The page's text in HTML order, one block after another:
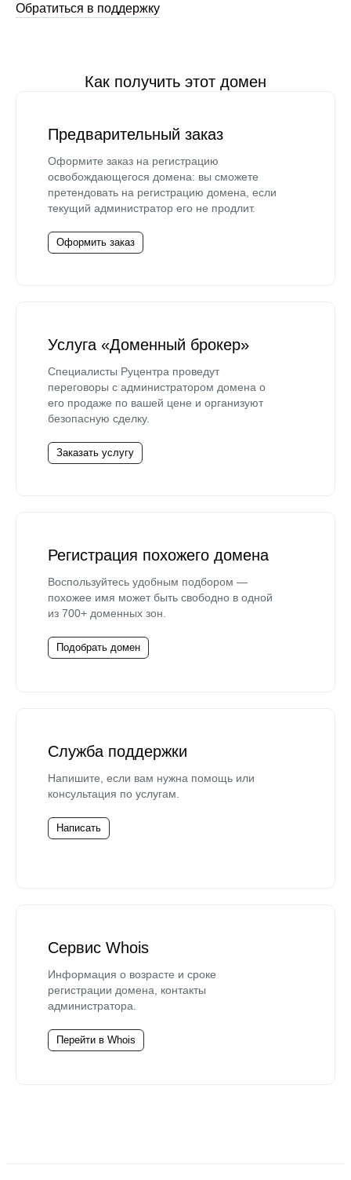
Обратиться в поддержку
Как получить этот домен
Предварительный заказ
Оформите заказ на регистрацию
освобождающегося домена: вы сможете
претендовать на регистрацию домена, если
текущий администратор его не продлит.
Оформить заказ
Услуга «Доменный брокер»
Специалисты Руцентра проведут
переговоры с администратором домена о
его продаже по вашей цене и организуют
безопасную сделку.
Заказать услугу
Регистрация похожего домена
Воспользуйтесь удобным подбором —
похожее имя может быть свободно в одной
из 700+ доменных зон.
Подобрать домен
Служба поддержки
Напишите, если вам нужна помощь или
консультация по услугам.
Написать
Сервис Whois
Информация о возрасте и сроке
регистрации домена, контакты
администратора.
Перейти в Whois